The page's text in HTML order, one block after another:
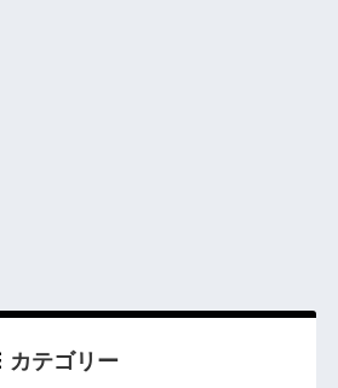
カテゴリー